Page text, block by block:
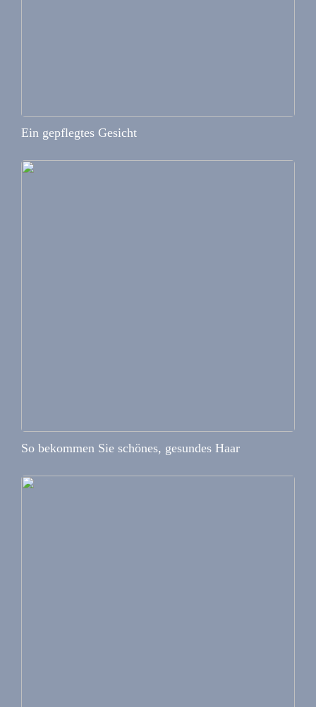
Ein gepflegtes Gesicht
So bekommen Sie schönes, gesundes Haar